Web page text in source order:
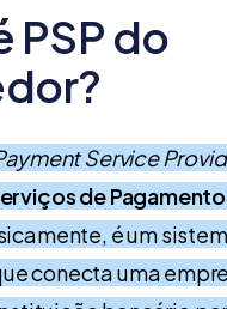
PSP do
Service
de Pagamento
é um
conecta uma